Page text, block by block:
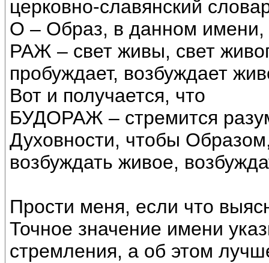
церковно-славянский
О – Образ, в данном
РАЖ – свет живы, свет
пробуждает, возбуждает
Вот и получается, что
БУДОРАЖ – стремится
Духовности, чтобы
возбуждать живое,
Прости меня, если что
Точное значение имени
стремления, а об этом